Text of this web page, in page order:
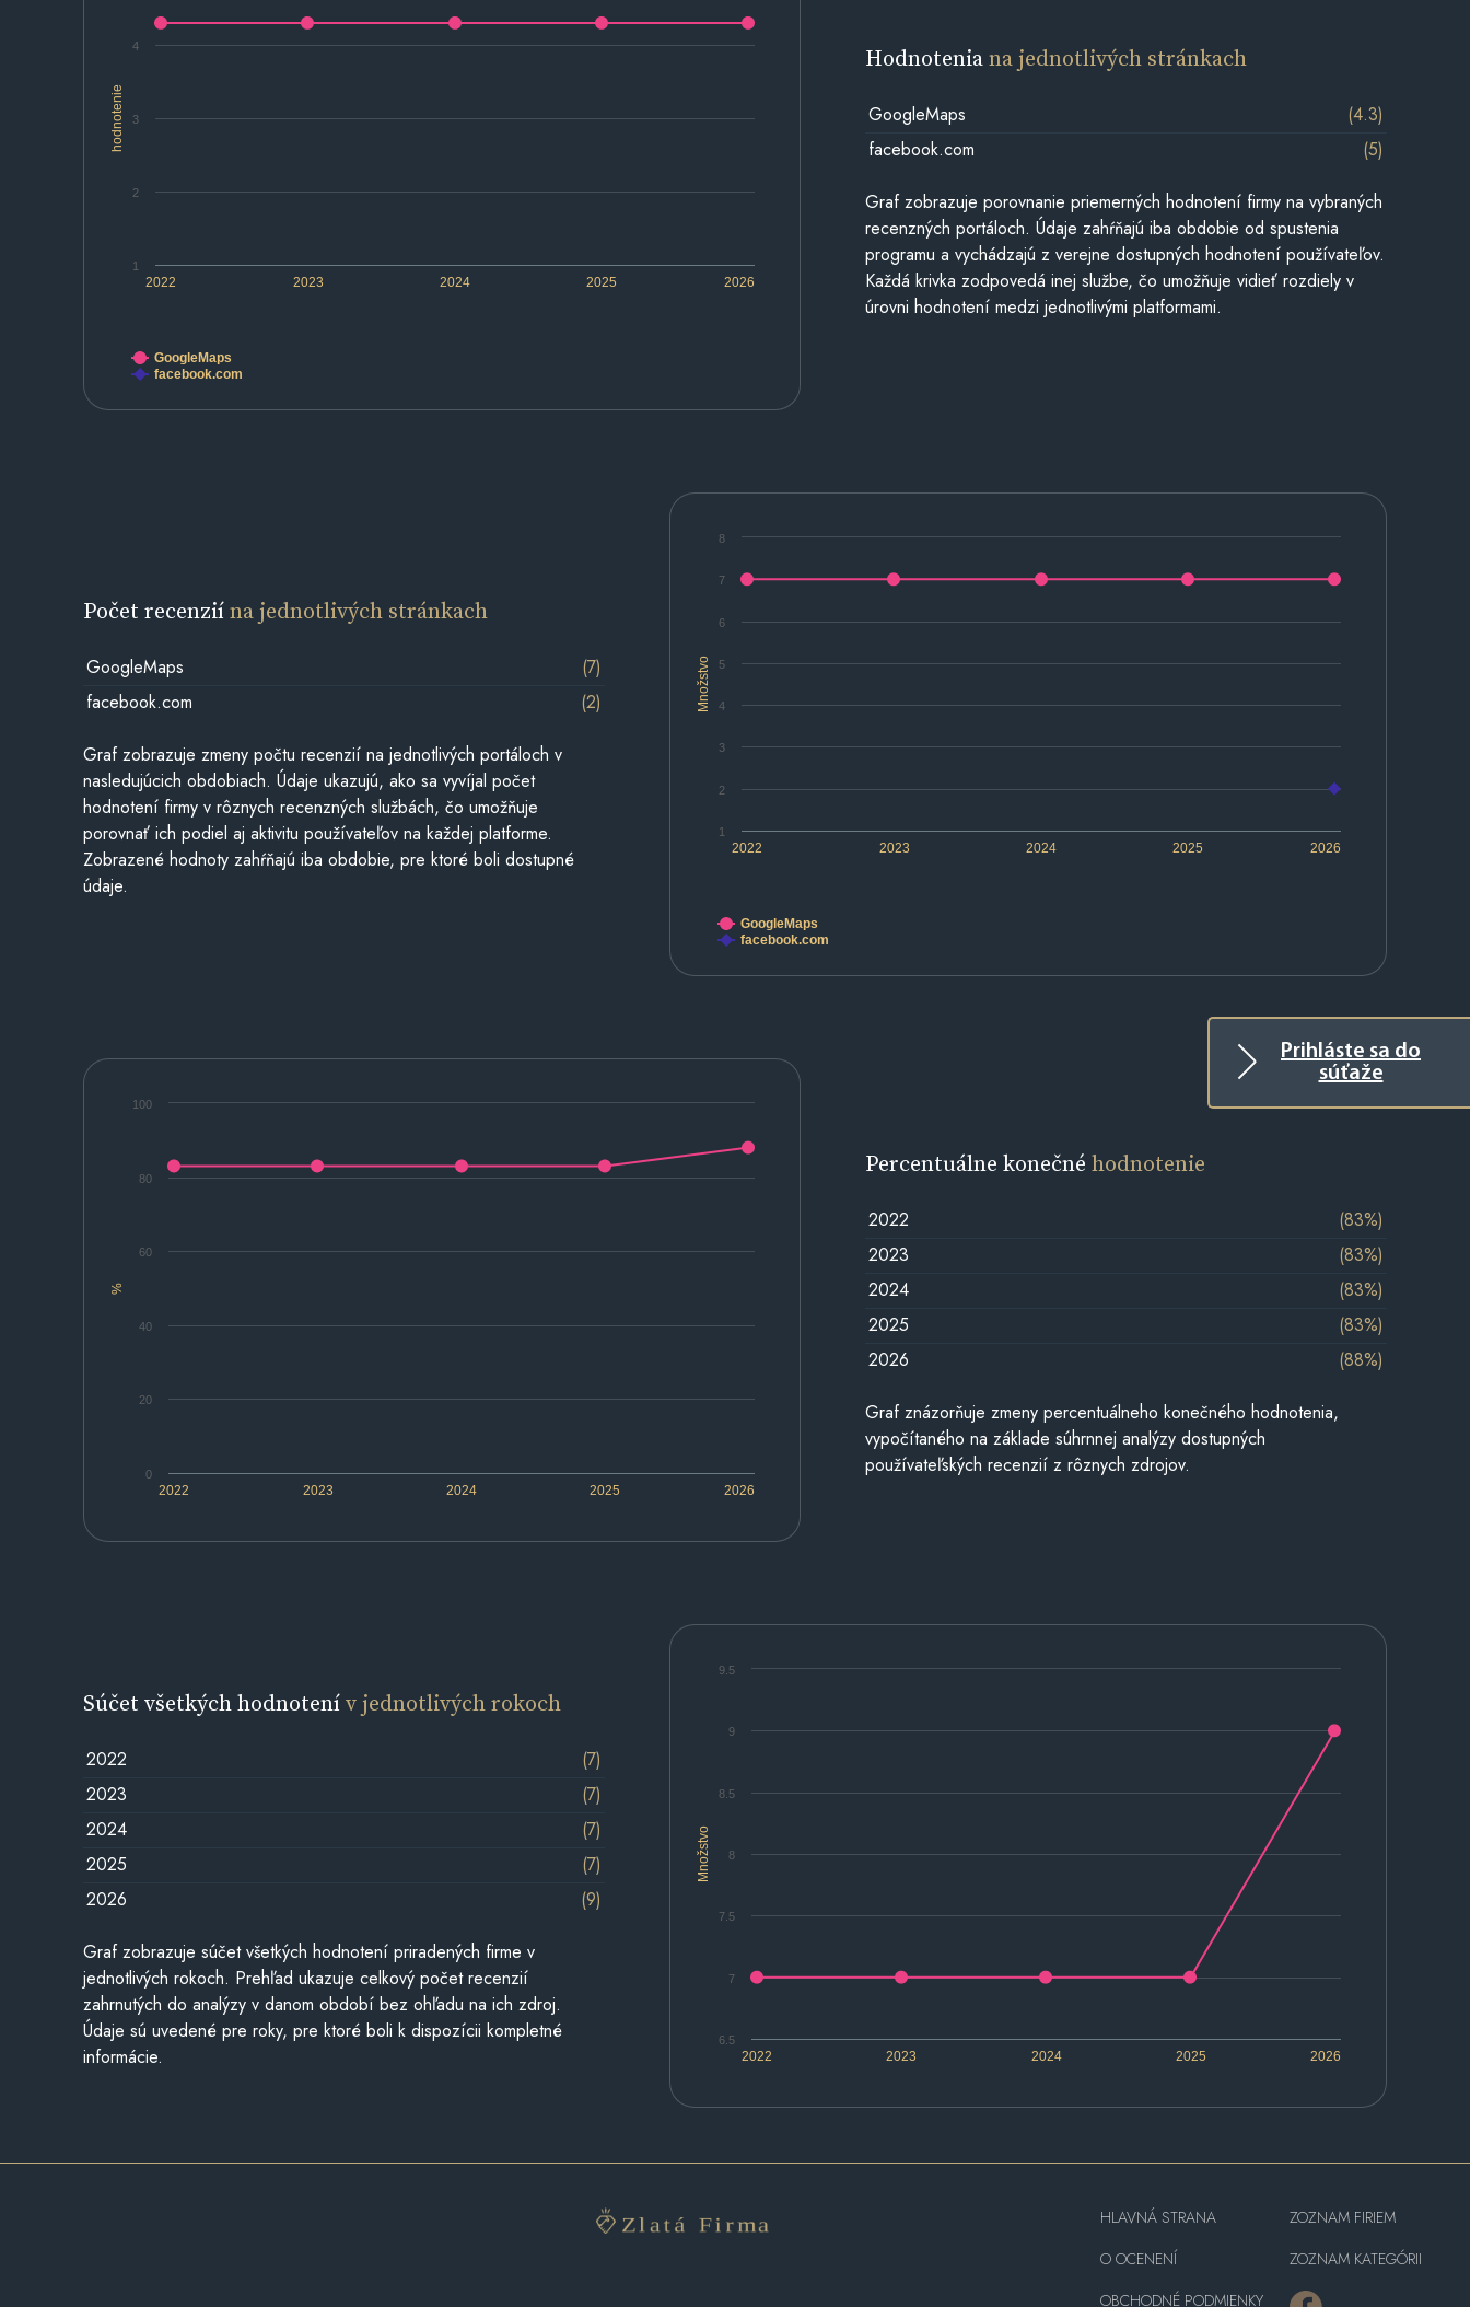
Prihláste sa do
súťaže
hodnotenie
2022 2023 2024 2025 2026
1
2
3
4
GoogleMaps
facebook.com
Hodnoteniana jednotlivých stránkach
GoogleMaps
(4.3)
facebook.com
(5)
Graf zobrazuje porovnanie priemerných hodnotení firmy na vybraných
recenzných portáloch. Údaje zahŕňajú iba obdobie od spustenia
programu a vychádzajú z verejne dostupných hodnotení používateľov.
Každá krivka zodpovedá inej službe, čo umožňuje vidieť rozdiely v
úrovni hodnotení medzi jednotlivými platformami.
Množstvo
2022 2023 2024 2025 2026
1
2
3
4
5
6
7
8
GoogleMaps
facebook.com
Počet recenziína jednotlivých stránkach
GoogleMaps
(7)
facebook.com
(2)
Graf zobrazuje zmeny počtu recenzií na jednotlivých portáloch v
nasledujúcich obdobiach. Údaje ukazujú, ako sa vyvíjal počet
hodnotení firmy v rôznych recenzných službách, čo umožňuje
porovnať ich podiel aj aktivitu používateľov na každej platforme.
Zobrazené hodnoty zahŕňajú iba obdobie, pre ktoré boli dostupné
údaje.
%
2022 2023 2024 2025 2026
0
20
40
60
80
100
Percentuálne konečnéhodnotenie
2022
(83%)
2023
(83%)
2024
(83%)
2025
(83%)
2026
(88%)
Graf znázorňuje zmeny percentuálneho konečného hodnotenia,
vypočítaného na základe súhrnnej analýzy dostupných
používateľských recenzií z rôznych zdrojov.
Množstvo
2022 2023 2024 2025 2026
6.5
7
7.5
8
8.5
9
9.5
Súčet všetkých hodnotenív jednotlivých rokoch
2022
(7)
2023
(7)
2024
(7)
2025
(7)
2026
(9)
Graf zobrazuje súčet všetkých hodnotení priradených firme v
jednotlivých rokoch. Prehľad ukazuje celkový počet recenzií
zahrnutých do analýzy v danom období bez ohľadu na ich zdroj.
Údaje sú uvedené pre roky, pre ktoré boli k dispozícii kompletné
informácie.
HLAVNÁ STRANA
O OCENENÍ
OBCHODNÉ PODMIENKY
ZOZNAM FIRIEM
ZOZNAM KATEGÓRII